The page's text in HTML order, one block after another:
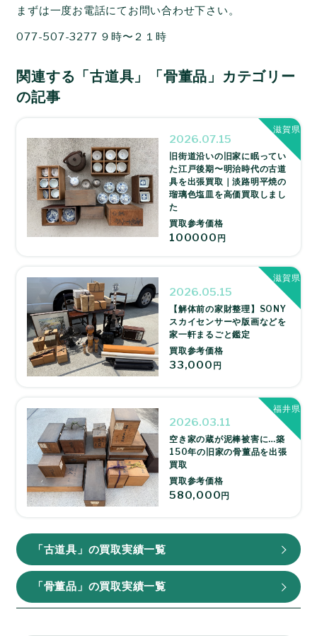
まずは一度お電話にてお問い合わせ下さい。
077-507-3277 ９時〜２１時
関連する「古道具」「骨董品」カテゴリー
の記事
2026.07.15
旧街道沿いの旧家に眠ってい
た江戸後期〜明治時代の古道
具を出張買取｜淡路明平焼の
瑠璃色塩皿を高価買取しまし
た
買取参考価格
100000 円
滋賀県
2026.05.15
【解体前の家財整理】SONY
スカイセンサーや版画などを
家一軒まるごと鑑定
買取参考価格
33,000 円
滋賀県
2026.03.11
空き家の蔵が泥棒被害に…築
150年の旧家の骨董品を出張
買取
買取参考価格
580,000円
福井県
「古道具」の買取実績一覧
「骨董品」の買取実績一覧